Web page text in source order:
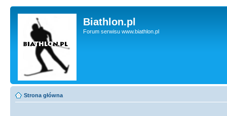
Biathlon.pl
Forum serwisu www.biathlon.pl
Strona główna